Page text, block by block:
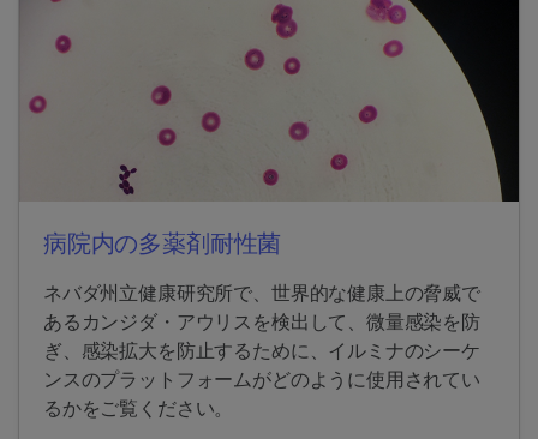
病院内の多薬剤耐性菌
ネバダ州立健康研究所で、世界的な健康上の脅威で
あるカンジダ・アウリスを検出して、微量感染を防
ぎ、感染拡大を防止するために、イルミナのシーケ
ンスのプラットフォームがどのように使用されてい
るかをご覧ください。